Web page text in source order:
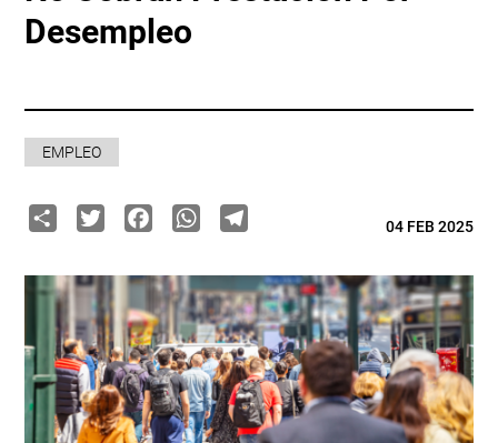
Desempleo
EMPLEO
ShareTwitterFacebook
WhatsApp
Telegram04 FEB 2025